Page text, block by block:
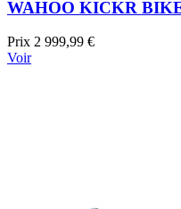
WAHOO KICKR
Prix 2 999,99 €
Voir